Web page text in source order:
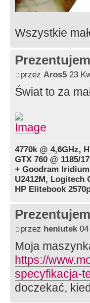
Wszystkie
przez Aros5 23
Świat to za
4770k @ 4,6GHz,
GTX 760 @ 1185/
+ Goodram
U2412M, Logitech
HP Elitebook
przez heniutek04
Moja
https://
specyfikacja-
doczekać,